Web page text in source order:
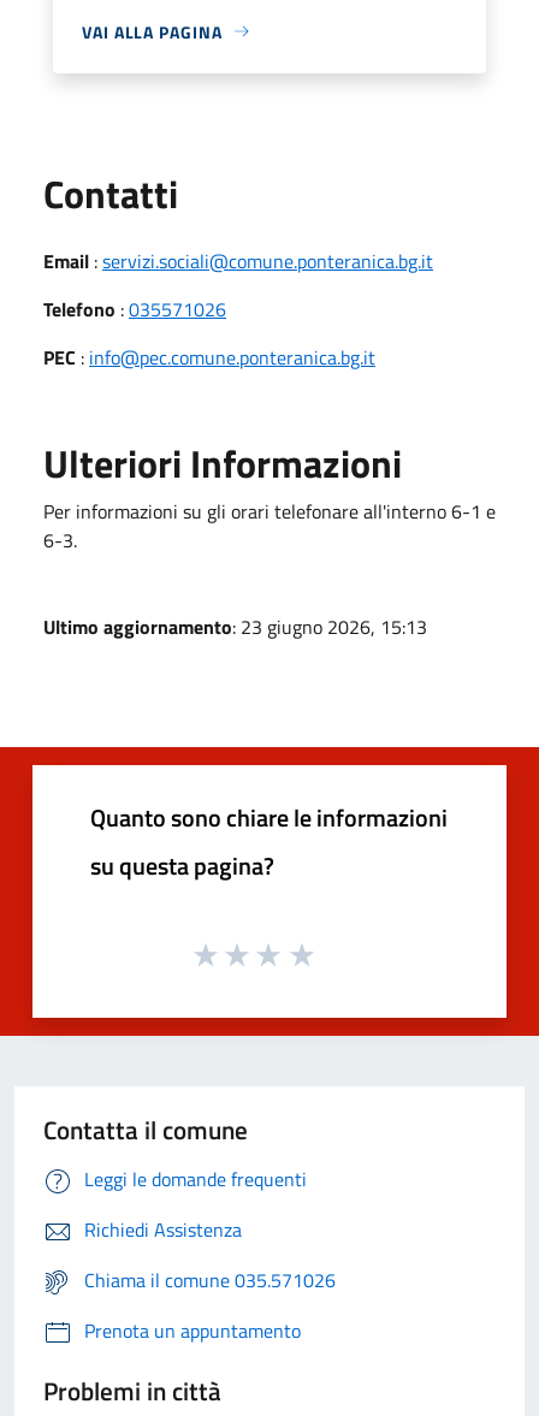
VAI ALLA PAGINA
Contatti
Email :servizi.sociali@comune.ponteranica.bg.it
Telefono :035571026
PEC : info@pec.comune.ponteranica.bg.it
Ulteriori Informazioni
Per informazioni su gli orari telefonare all'interno 6-1 e
6-3.
Ultimo aggiornamento: 23 giugno 2026, 15:13
Quanto sono chiare le informazioni
su questa pagina?
Contatta il comune
Leggi le domande frequenti
Richiedi Assistenza
Chiama il comune 035.571026
Prenota un appuntamento
Problemi in città